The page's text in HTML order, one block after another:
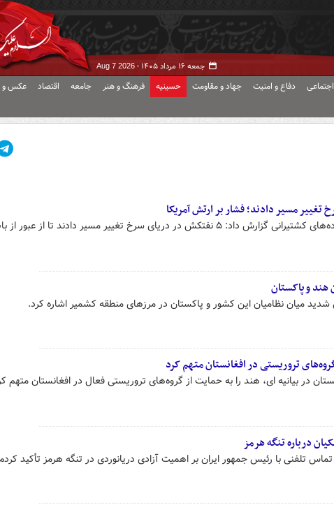
جمعه ۱۶ مرداد ۱۴۰۵ - Aug 7 2026
دفاع و امنیت جهاد و مقاومت حسینیه فرهنگ و هنر جامعه اقتصاد عکس و
خبرگزاری رویترز با استناد به داده‌های کشتیرانی گزارش داد: ۵ نفتکش در دریای سرخ تغییر مسیر دادند تا از عبور
هند و پاکستان
میان نظامیان این کشور و پاکستان در مرزهای منطقه کشمیر اشاره کرد.
تروریستی در افغانستان متهم کرد
در بیانیه ای، هند را به حمایت از گروه‌های تروریستی فعال در افغانستان متهم
درباره تنگه هرمز
تلفنی با رئیس جمهور ایران بر اهمیت آزادی دریانوردی در تنگه هرمز تأکید